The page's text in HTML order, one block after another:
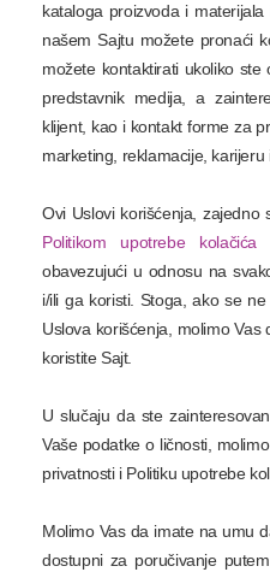
kataloga proizvoda i
našem Sajtu možete pronaći
možete kontaktirati ukoliko ste
predstavnik medija, a
klijent, kao i kontakt forme za
marketing, reklamacije, karijeru
Ovi Uslovi korišćenja, zajedno
Politikom upotrebe kolačića
obavezujući u odnosu na
i/ili ga koristi. Stoga, ako se
Uslova korišćenja, molimo
koristite Sajt.
U slučaju da ste
Vaše podatke o ličnosti,
privatnosti i Politiku upotrebe
Molimo Vas da imate na umu
dostupni za poručivanje